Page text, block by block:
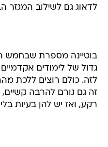
לדאוג גם לשילוב המגזר
בוטיינה מספרת שבחמש
גדול של לימודים
לזה. כולם רוצים ללכת
זה גם גורם להרבה
רקע, ואז יש להן בעיות